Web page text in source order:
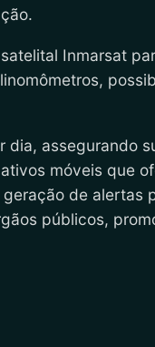
Inmarsat
assegurando
móveis que
de alertas
públicos,